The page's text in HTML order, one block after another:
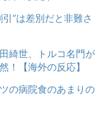
”は差別だと非難さ
綺世、トルコ名門が
！【海外の反応】
の病院食のあまりの